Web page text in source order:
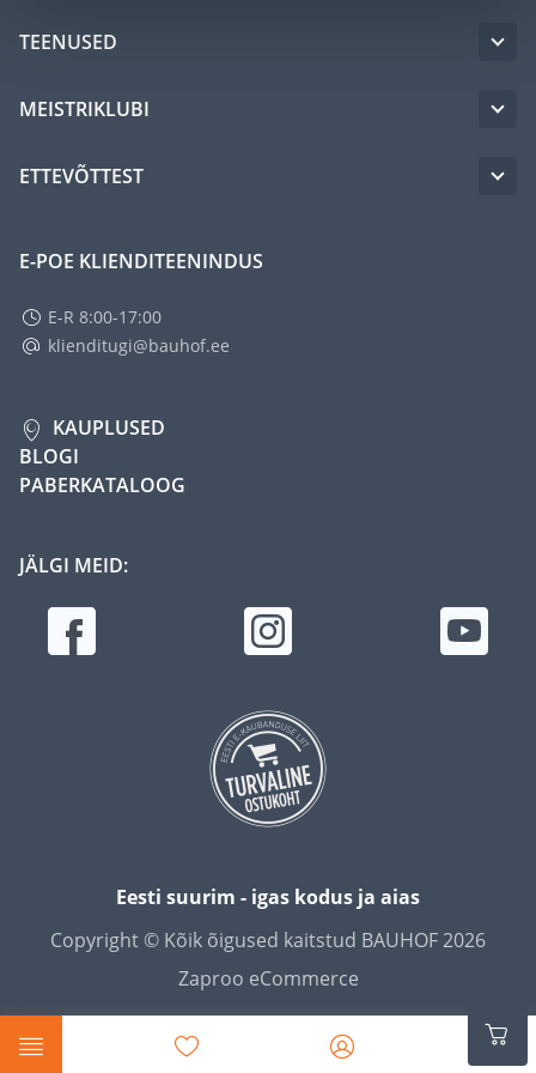
TEENUSED
MEISTRIKLUBI
ETTEVÕTTEST
E-POE KLIENDITEENINDUS
E-R 8:00-17:00
klienditugi@bauhof.ee
KAUPLUSED
BLOGI
PABERKATALOOG
JÄLGI MEID:
Eesti suurim - igas kodus ja aias
Copyright © Kõik õigused kaitstud BAUHOF 2026
Zaproo eCommerce